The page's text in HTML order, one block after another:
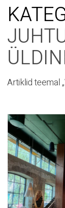
Artiklid teemal